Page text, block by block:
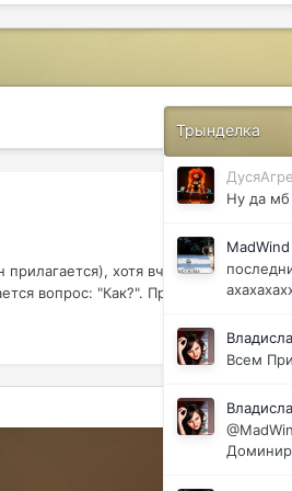
хотя вчера вечером ему
вопрос: "Как?". Прошу...
Трынделка
Justina
вот
Ну да
MadWind
Всем